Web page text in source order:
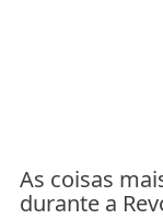
As coisas
durante a